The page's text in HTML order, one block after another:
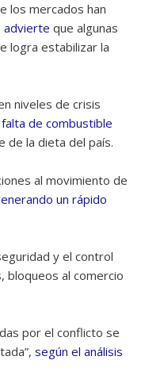
los mercados han
advierte que algunas
logra estabilizar la
niveles de crisis
falta de combustible
de la dieta del país.
al movimiento de
un rápido
y el control
bloqueos al comercio
por el conflicto se
según el análisis